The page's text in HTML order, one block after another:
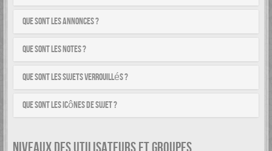
Que sont les annonces ?
Que sont les notes ?
Que sont les sujets verrouillés ?
Que sont les icônes de sujet ?